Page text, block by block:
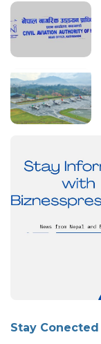
Stay Conected